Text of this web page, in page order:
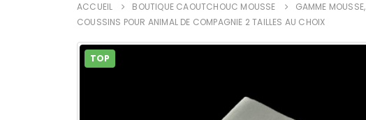
ACCUEIL BOUTIQUE CAOUTCHOUC MOUSSE GAMME MOUSSE,
COUSSINS POUR ANIMAL DE COMPAGNIE 2 TAILLES AU CHOIX
TOP